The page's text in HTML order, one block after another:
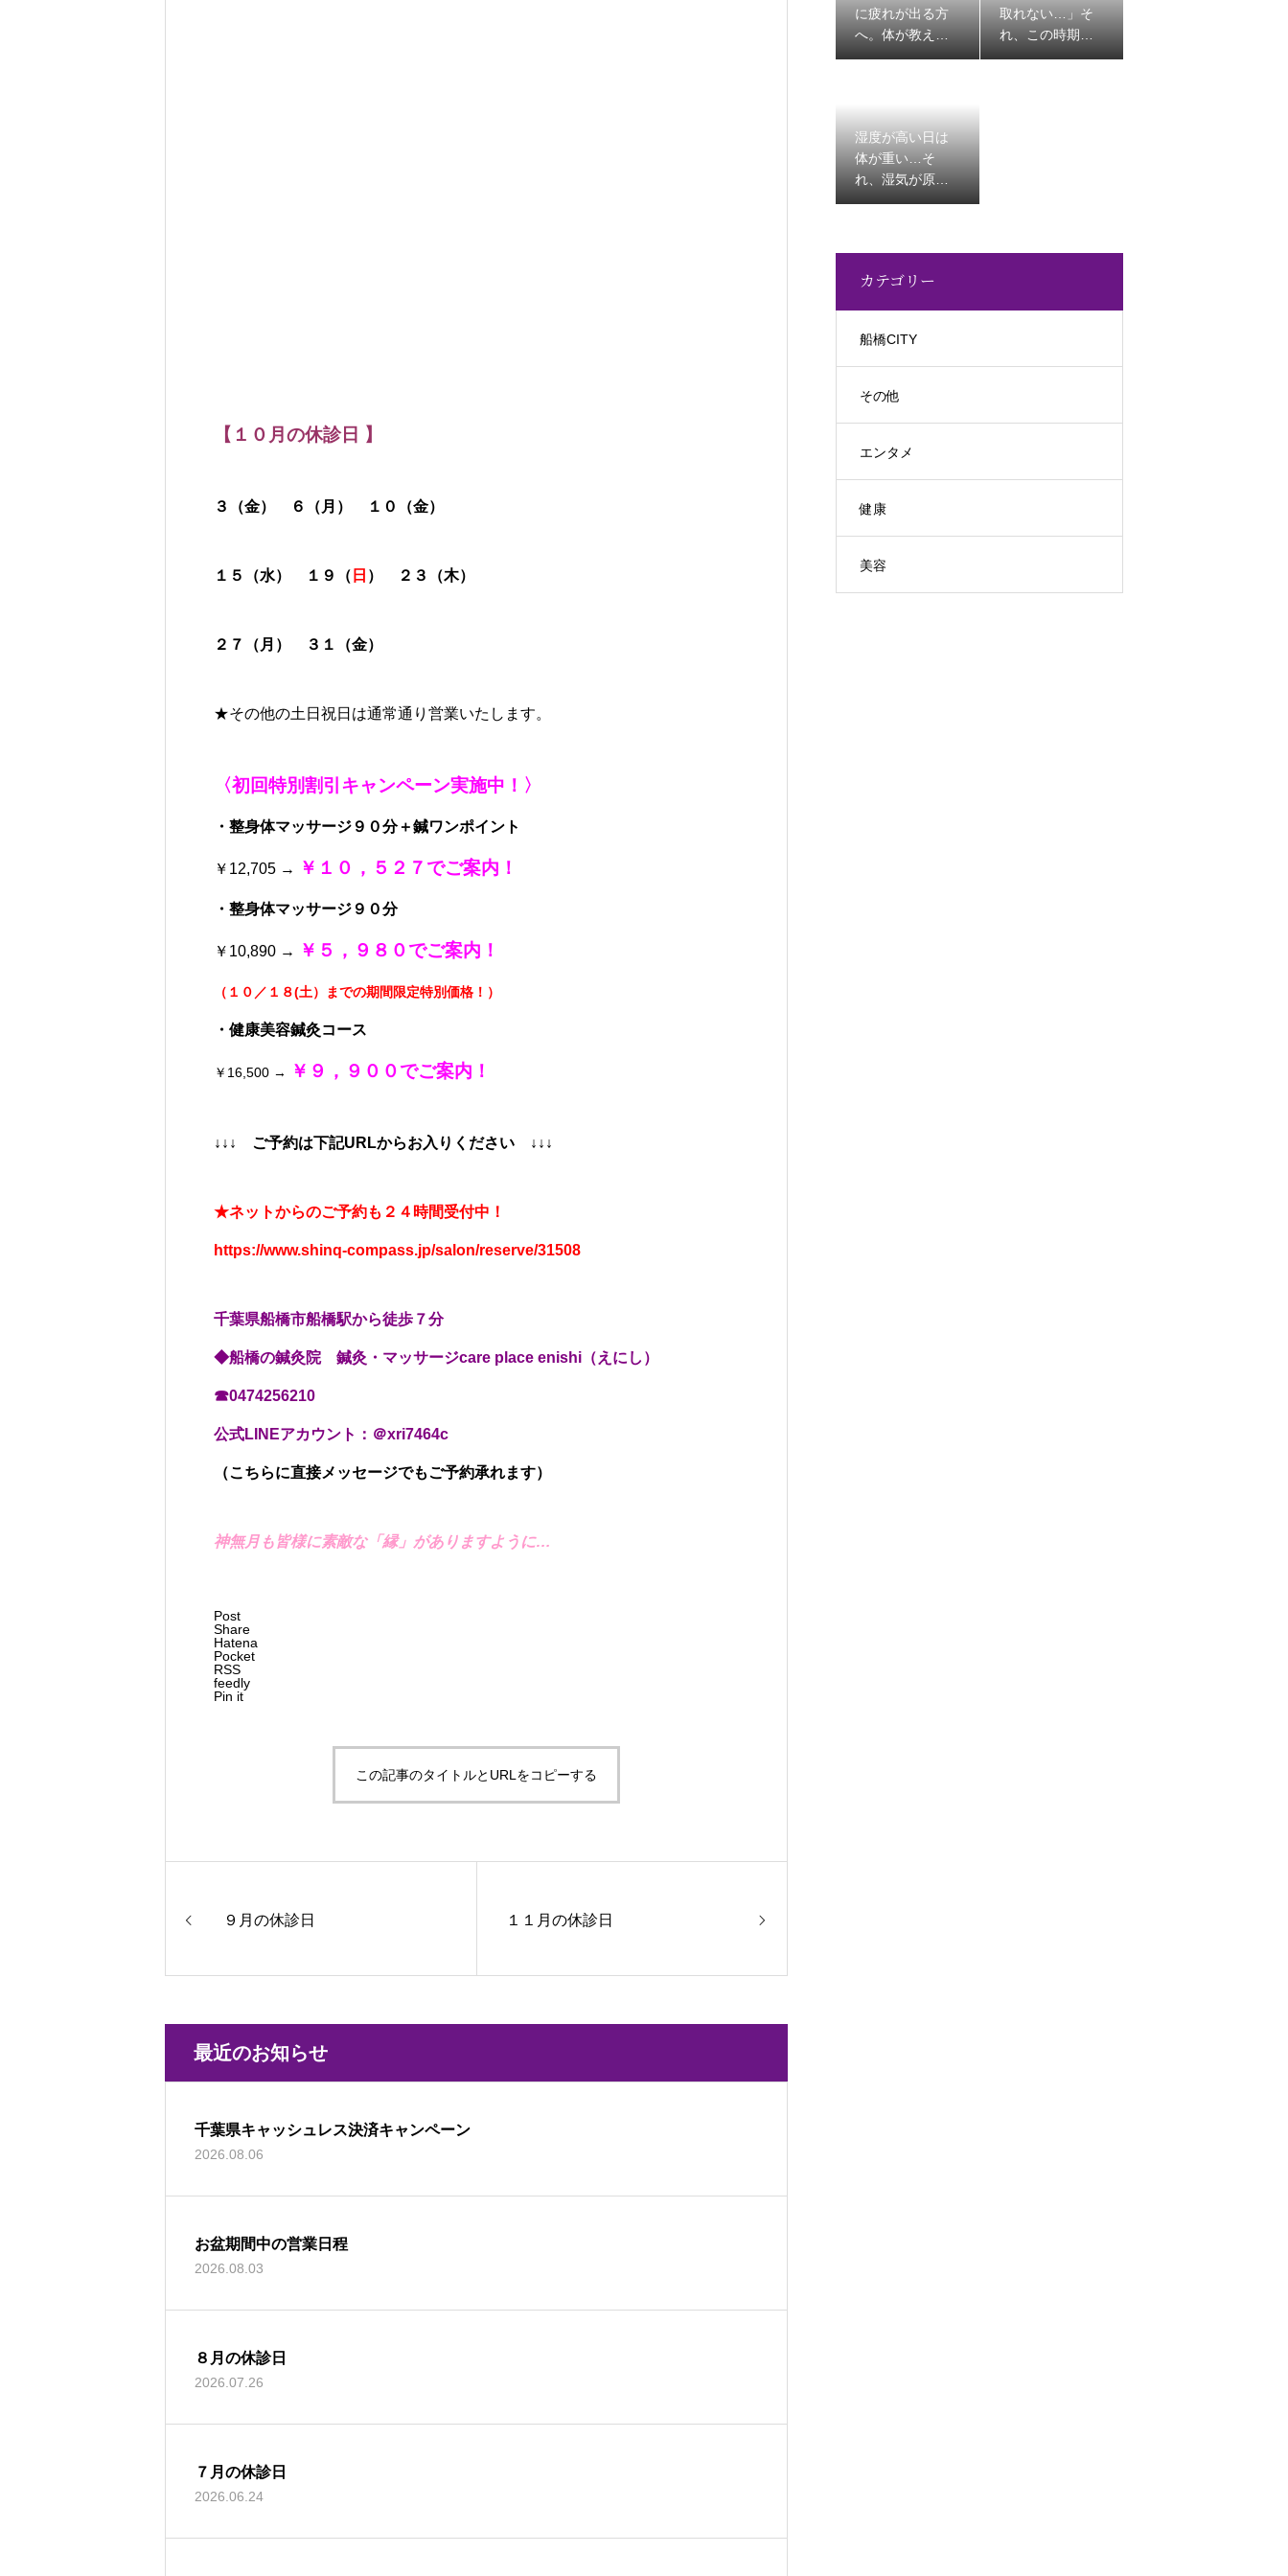
【１０月の休診日 】
３（金） ６（月） １０（金）
１５（水） １９（ 日 ） ２３（木）
２７（月） ３１（金）
★その他の土日祝日は通常通り営業いたします。
〈初回特別割引キャンペーン実施中！〉
・整身体マッサージ９０分＋鍼ワンポイント
￥12,705 → ￥１０，５２７でご案内！
・整身体マッサージ９０分
￥10,890 → ￥５，９８０でご案内！
（１０／１８(土）までの期間限定特別価格！）
・健康美容鍼灸コース
￥16,500 → ￥９，９００でご案内！
↓↓↓ ご予約は下記URLからお入りください ↓↓↓
★ネットからのご予約も２４時間受付中！
https://www.shinq-compass.jp/salon/reserve/31508
千葉県船橋市船橋駅から徒歩７分
◆船橋の鍼灸院 鍼灸・マッサージcare place enishi（えにし）
☎0474256210
公式LINEアカウント：＠xri7464c
（こちらに直接メッセージでもご予約承れます）
神無月も皆様に素敵な「縁」がありますように…
Post
Share
Hatena
Pocket
RSS
feedly
Pin it
この記事のタイトルとURLをコピーする
９月の休診日 １１月の休診日
最近のお知らせ
千葉県キャッシュレス決済キャンペーン
2026.08.06
お盆期間中の営業日程
2026.08.03
８月の休診日
2026.07.26
７月の休診日
2026.06.24
に疲れが出る方
へ。体が教えて
取れない…」そ
れ、この時期に
湿度が高い日は
体が重い…そ
れ、湿気が原因
カテゴリー
船橋CITY
その他
エンタメ
健康
美容